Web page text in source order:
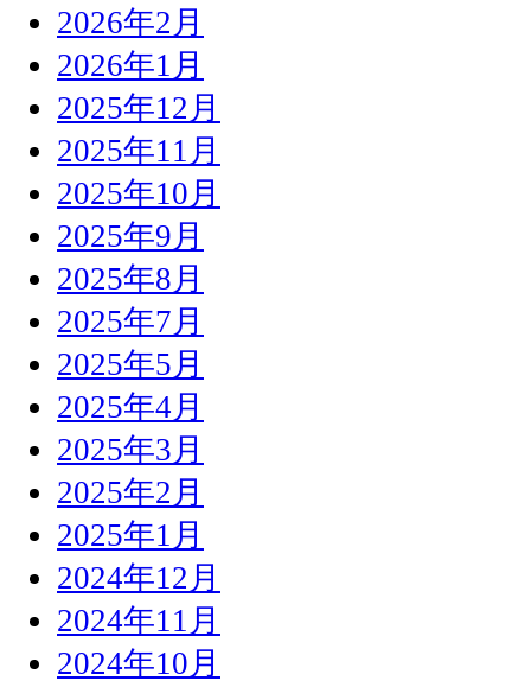
2026年2月
2026年1月
2025年12月
2025年11月
2025年10月
2025年9月
2025年8月
2025年7月
2025年5月
2025年4月
2025年3月
2025年2月
2025年1月
2024年12月
2024年11月
2024年10月